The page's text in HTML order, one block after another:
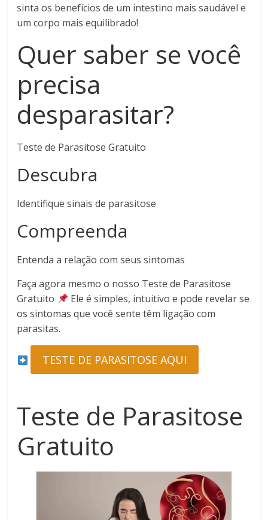
sinta os benefícios de um intestino mais saudável e
um corpo mais equilibrado!
Quer saber se você
precisa
desparasitar?
Teste de Parasitose Gratuito
Descubra
Identifique sinais de parasitose
Compreenda
Entenda a relação com seus sintomas
Faça agora mesmo o nosso Teste de Parasitose
Gratuito
Ele é simples, intuitivo e pode revelar se
os sintomas que você sente têm ligação com
parasitas.
TESTE DE PARASITOSE AQUI
Teste de Parasitose
Gratuito